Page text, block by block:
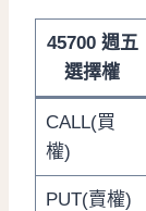
45700 週五
選擇權
CALL(買
權)
PUT(賣權)